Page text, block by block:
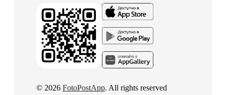
© 2026 FotoPostApp. All rights reserved